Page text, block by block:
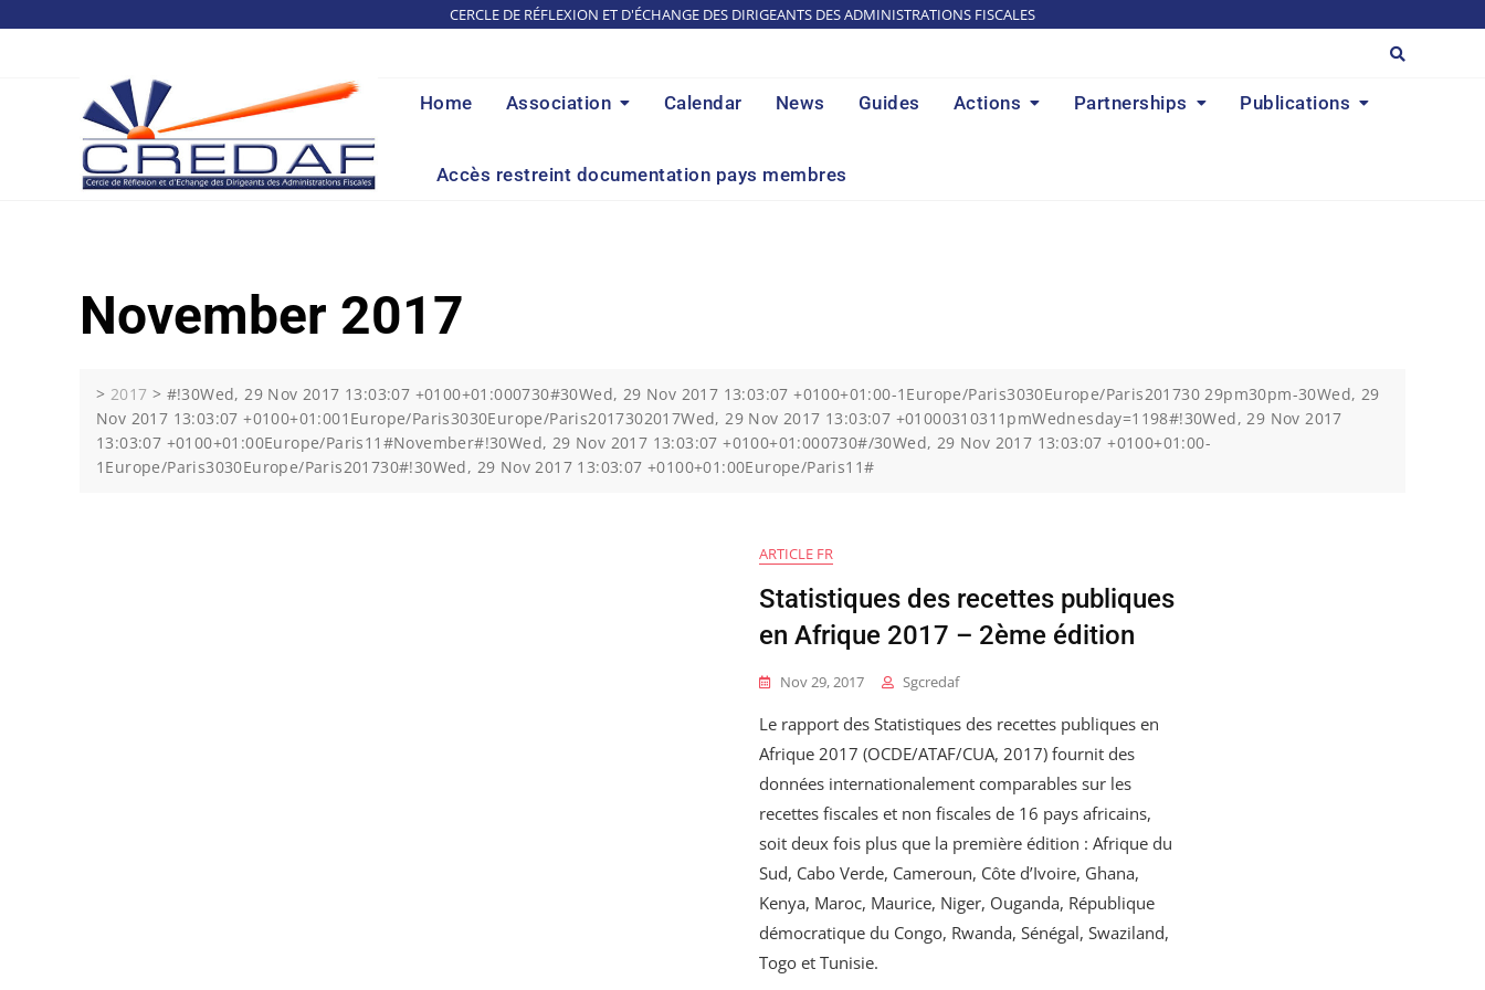
CERCLE DE RÉFLEXION ET D'ÉCHANGE DES DIRIGEANTS DES ADMINISTRATIONS FISCALES
Home Association Calendar News Guides Actions Partnerships Publications
Accès restreint documentation pays membres
November 2017
> 2017 > #!30Wed, 29 Nov 2017 13:03:07 +0100+01:000730#30Wed, 29 Nov 2017 13:03:07 +0100+01:00-1Europe/Paris3030Europe/Paris201730 29pm30pm-30Wed, 29
Nov 2017 13:03:07 +0100+01:001Europe/Paris3030Europe/Paris2017302017Wed, 29 Nov 2017 13:03:07 +01000310311pmWednesday=1198#!30Wed, 29 Nov 2017
13:03:07 +0100+01:00Europe/Paris11#November#!30Wed, 29 Nov 2017 13:03:07 +0100+01:000730#/30Wed, 29 Nov 2017 13:03:07 +0100+01:00-
1Europe/Paris3030Europe/Paris201730#!30Wed, 29 Nov 2017 13:03:07 +0100+01:00Europe/Paris11#
ARTICLE FR
Statistiques des recettes publiques
en Afrique 2017 – 2ème édition
Nov 29, 2017 Sgcredaf
Le rapport des Statistiques des recettes publiques en
Afrique 2017 (OCDE/ATAF/CUA, 2017) fournit des
données internationalement comparables sur les
recettes fiscales et non fiscales de 16 pays africains,
soit deux fois plus que la première édition : Afrique du
Sud, Cabo Verde, Cameroun, Côte d’Ivoire, Ghana,
Kenya, Maroc, Maurice, Niger, Ouganda, République
démocratique du Congo, Rwanda, Sénégal, Swaziland,
Togo et Tunisie.